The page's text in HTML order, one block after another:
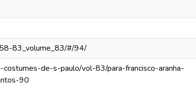
83_volume_83/#/94/
de-s-paulo/vol-83/para-francisco-aranha-
90